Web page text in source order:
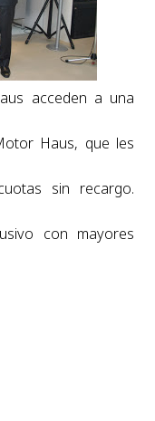
acceden a una
Haus, que les
sin recargo.
con mayores